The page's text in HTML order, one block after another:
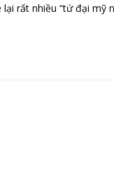
rất nhiều “tứ đại mỹ